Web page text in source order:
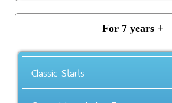
For 7 years +
Classic Starts